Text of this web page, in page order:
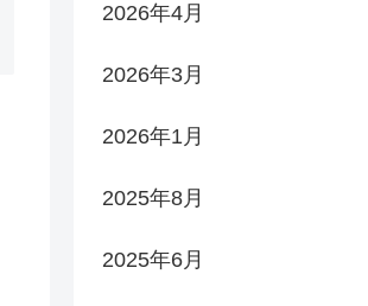
2026年4月
2026年3月
2026年1月
2025年8月
2025年6月